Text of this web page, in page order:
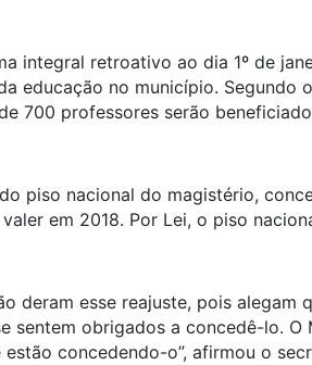
integral retroativo ao dia 1º de
educação no município. Segundo
700 professores serão
piso nacional do magistério,
em 2018. Por Lei, o piso
deram esse reajuste, pois alegam
sentem obrigados a concedê-lo. O
concedendo-o”, afirmou o